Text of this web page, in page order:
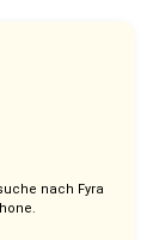
nach Fyra